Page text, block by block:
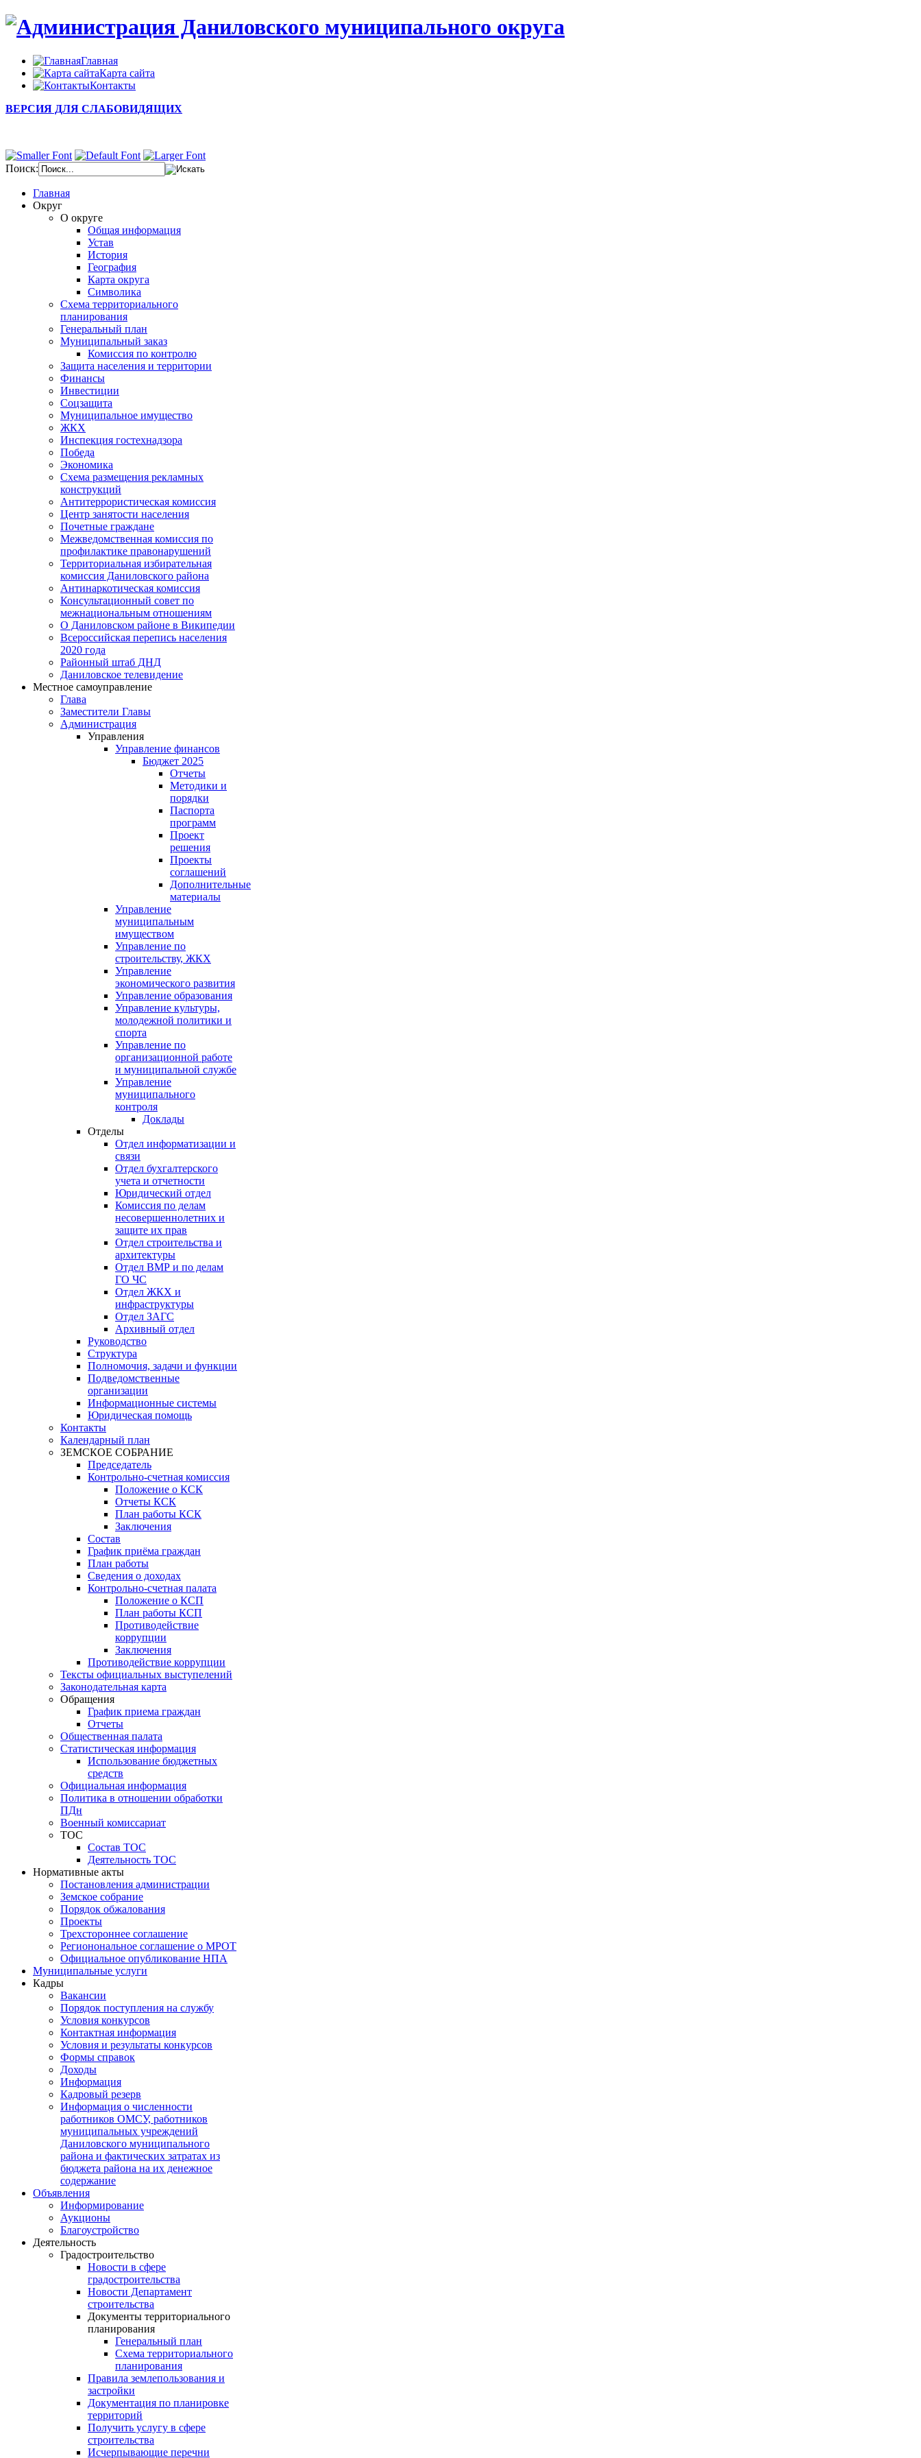
Главная
Карта сайта
Контакты
ВЕРСИЯ ДЛЯ СЛАБОВИДЯЩИХ
Поиск:
Главная
Округ
О округе
Общая информация
Устав
История
География
Карта округа
Символика
Схема территориального
планирования
Генеральный план
Муниципальный заказ
Комиссия по контролю
Защита населения и территории
Финансы
Инвестиции
Соцзащита
Муниципальное имущество
ЖКХ
Инспекция гостехнадзора
Победа
Экономика
Схема размещения рекламных
конструкций
Антитеррористическая комиссия
Центр занятости населения
Почетные граждане
Межведомственная комиссия по
профилактике правонарушений
Территориальная избирательная
комиссия Даниловского района
Антинаркотическая комиссия
Консультационный совет по
межнациональным отношениям
О Даниловском районе в Википедии
Всероссийская перепись населения
2020 года
Районный штаб ДНД
Даниловское телевидение
Местное самоуправление
Глава
Заместители Главы
Администрация
Управления
Управление финансов
Бюджет 2025
Отчеты
Методики и
порядки
Паспорта
программ
Проект
решения
Проекты
соглашений
Дополнительные
материалы
Управление
муниципальным
имуществом
Управление по
строительству, ЖКХ
Управление
экономического развития
Управление образования
Управление культуры,
молодежной политики и
спорта
Управление по
организационной работе
и муниципальной службе
Управление
муниципального
контроля
Доклады
Отделы
Отдел информатизации и
связи
Отдел бухгалтерского
учета и отчетности
Юридический отдел
Комиссия по делам
несовершеннолетних и
защите их прав
Отдел строительства и
архитектуры
Отдел ВМР и по делам
ГО ЧС
Отдел ЖКХ и
инфраструктуры
Отдел ЗАГС
Архивный отдел
Руководство
Структура
Полномочия, задачи и функции
Подведомственные
организации
Информационные системы
Юридическая помощь
Контакты
Календарный план
ЗЕМСКОЕ СОБРАНИЕ
Председатель
Контрольно-счетная комиссия
Положение о КСК
Отчеты КСК
План работы КСК
Заключения
Состав
График приёма граждан
План работы
Сведения о доходах
Контрольно-счетная палата
Положение о КСП
План работы КСП
Противодействие
коррупции
Заключения
Противодействие коррупции
Тексты официальных выступелений
Законодательная карта
Обращения
График приема граждан
Отчеты
Общественная палата
Статистическая информация
Использование бюджетных
средств
Официальная информация
Политика в отношении обработки
ПДн
Военный комиссариат
ТОС
Состав ТОС
Деятельность ТОС
Нормативные акты
Постановления администрации
Земское собрание
Порядок обжалования
Проекты
Трехстороннее соглашение
Регионональное соглашение о МРОТ
Официальное опубликование НПА
Муниципальные услуги
Кадры
Вакансии
Порядок поступления на службу
Условия конкурсов
Контактная информация
Условия и результаты конкурсов
Формы справок
Доходы
Информация
Кадровый резерв
Информация о численности
работников ОМСУ, работников
муниципальных учреждений
Даниловского муниципального
района и фактических затратах из
бюджета района на их денежное
содержание
Объявления
Информирование
Аукционы
Благоустройство
Деятельность
Градостроительство
Новости в сфере
градостроительства
Новости Департамент
строительства
Документы территориального
планирования
Генеральный план
Схема территориального
планирования
Правила землепользования и
застройки
Документация по планировке
территорий
Получить услугу в сфере
строительства
Исчерпывающие перечни